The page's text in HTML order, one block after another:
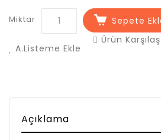
Miktar Sepete
A.Listeme Ekle
Ürün
Açıklama